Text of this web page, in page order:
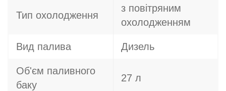
Тип охолодження
з повітряним
охолодженням
Вид палива Дизель
Об'єм паливного
баку
27 л